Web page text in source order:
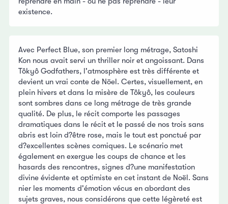
existence.
Avec Perfect Blue, son premier long métrage, Satoshi
Kon nous avait servi un thriller noir et angoissant. Dans
Tôkyô Godfathers, l'atmosphère est très différente et
devient un vrai conte de Nöel. Certes, visuellement, en
plein hivers et dans la misère de Tôkyô, les couleurs
sont sombres dans ce long métrage de très grande
qualité. De plus, le récit comporte les passages
dramatiques dans le récit et le passé de nos trois sans
abris est loin d?être rose, mais le tout est ponctué par
d?excellentes scènes comiques. Le scénario met
également en exergue les coups de chance et les
hasards des rencontres, signes d?une manifestation
divine évidente et optimiste en cet instant de Noël. Sans
nier les moments d'émotion vécus en abordant des
sujets graves, nous considérons que cette légèreté est